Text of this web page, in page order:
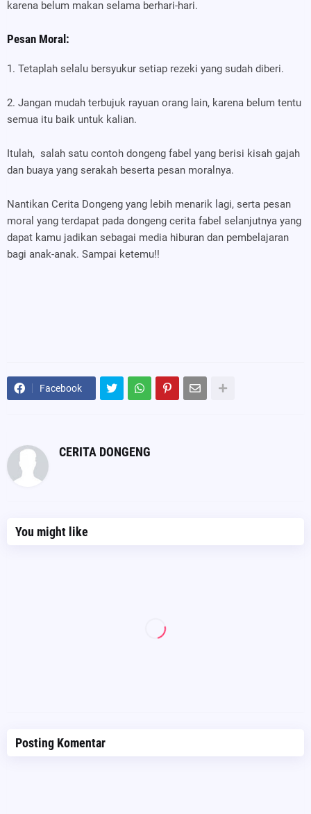
karena belum makan selama berhari-hari.
Pesan Moral:
1. Tetaplah selalu bersyukur setiap rezeki yang sudah diberi.
2. Jangan mudah terbujuk rayuan orang lain, karena belum tentu
semua itu baik untuk kalian.
Itulah, salah satu contoh dongeng fabel yang berisi kisah gajah
dan buaya yang serakah beserta pesan moralnya.
Nantikan Cerita Dongeng yang lebih menarik lagi, serta pesan
moral yang terdapat pada dongeng cerita fabel selanjutnya yang
dapat kamu jadikan sebagai media hiburan dan pembelajaran
bagi anak-anak. Sampai ketemu!!
Facebook
CERITA DONGENG
You might like
Posting Komentar